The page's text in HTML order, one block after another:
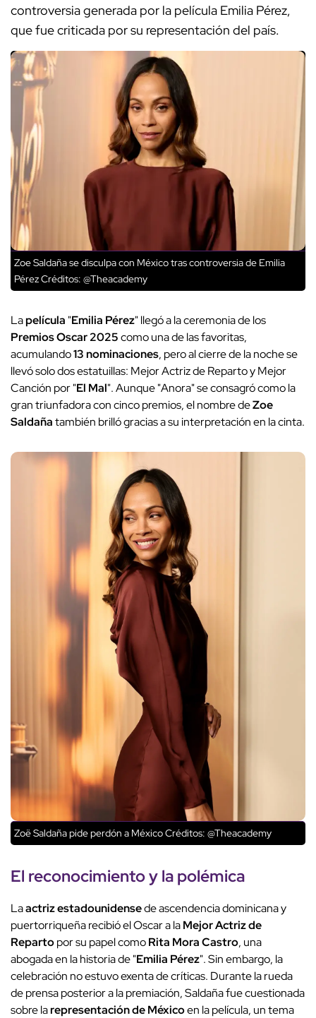
controversia generada por la película Emilia Pérez,
que fue criticada por su representación del país.
Zoe Saldaña se disculpa con México tras controversia de Emilia
PérezCréditos: @Theacademy
Lapelícula "Emilia Pérez" llegó a la ceremonia de los
Premios Oscar 2025como una de las favoritas,
acumulando13 nominaciones, pero al cierre de la noche se
llevó solo dos estatuillas: Mejor Actriz de Reparto y Mejor
Canción por "El Mal". Aunque "Anora" se consagró como la
gran triunfadora con cinco premios, el nombre deZoe
Saldañatambién brilló gracias a su interpretación en la cinta.
Zoë Saldaña pide perdón a MéxicoCréditos: @Theacademy
El reconocimiento y la polémica
Laactriz estadounidensede ascendencia dominicana y
puertorriqueña recibió el Oscar a laMejor Actriz de
Repartopor su papel comoRita Mora Castro, una
abogada en la historia de "Emilia Pérez". Sin embargo, la
celebración no estuvo exenta de críticas. Durante la rueda
de prensa posterior a la premiación, Saldaña fue cuestionada
sobre larepresentación de Méxicoen la película, un tema